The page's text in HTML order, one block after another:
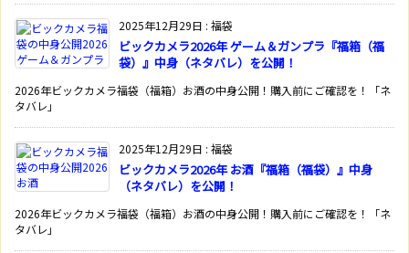
2025年12月29日 : 福袋
ビックカメラ2026年 ゲーム＆ガンプラ『福箱（福
袋）』中身（ネタバレ）を公開！
2026年ビックカメラ福袋（福箱）お酒の中身公開！購入前にご確認を！「ネ
タバレ」
2025年12月29日 : 福袋
ビックカメラ2026年 お酒『福箱（福袋）』中身
（ネタバレ）を公開！
2026年ビックカメラ福袋（福箱）お酒の中身公開！購入前にご確認を！「ネ
タバレ」